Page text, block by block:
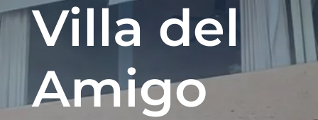
Villa del
Amigo